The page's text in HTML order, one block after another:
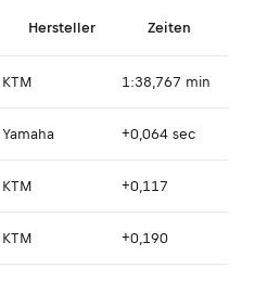
Hersteller Zeiten
KTM 1:38,767 min
Yamaha +0,064 sec
KTM +0,117
KTM +0,190